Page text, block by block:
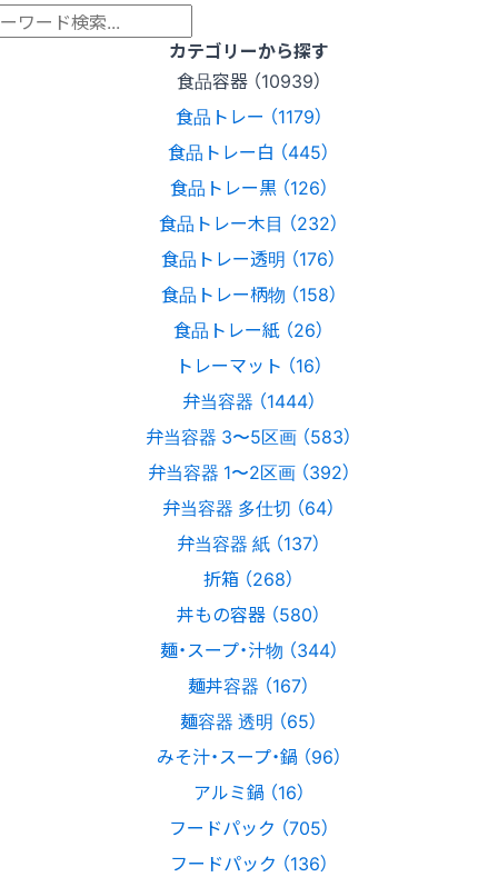
カテゴリーから探す
食品容器 （10939）
食品トレー （1179）
食品トレー白 （445）
食品トレー黒 （126）
食品トレー木目 （232）
食品トレー透明 （176）
食品トレー柄物 （158）
食品トレー紙 （26）
トレーマット （16）
弁当容器 （1444）
弁当容器 3〜5区画 （583）
弁当容器 1〜2区画 （392）
弁当容器 多仕切 （64）
弁当容器 紙 （137）
折箱 （268）
丼もの容器 （580）
麺・スープ・汁物 （344）
麺丼容器 （167）
麺容器 透明 （65）
みそ汁・スープ・鍋 （96）
アルミ鍋 （16）
フードパック （705）
フードパック （136）